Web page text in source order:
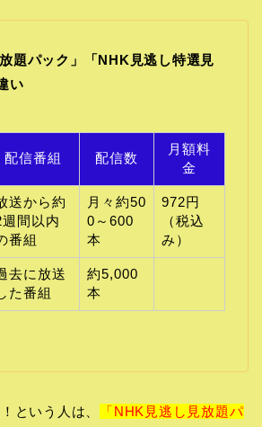
題パック」「NHK見逃し特選見
い
配信番組 配信数
月額料
金
送から約
週間以内
番組
月々約50
0～600
本
972円
（税込
み）
去に放送
た番組
約5,000
本
という人は、
「NHK見逃し見放題パ